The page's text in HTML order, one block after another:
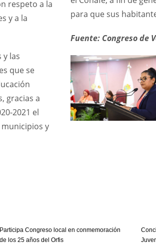
respeto a la
y a la
y las
que se
gracias a
2021 el
y
para que sus
Fuente: Congreso de
Participa Congreso local en conmemoración
de los 25 años del Orfis